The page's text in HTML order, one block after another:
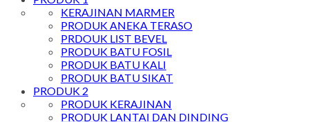
KERAJINAN MARMER
PRODUK ANEKA TERASO
PRDOUK LIST BEVEL
PRODUK BATU FOSIL
PRODUK BATU KALI
PRODUK BATU SIKAT
PRODUK 2
PRODUK KERAJINAN
PRODUK LANTAI DAN DINDING